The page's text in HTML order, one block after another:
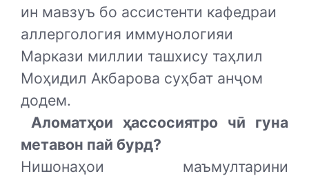
ин мавзуъ бо ассистенти кафедраи
аллергология иммунологияи
Маркази миллии ташхису таҳлил
Моҳидил Акбарова суҳбат анҷом
додем.
Аломатҳои ҳассосиятро чӣ гуна
метавон пай бурд?
Нишонаҳои маъмултарини